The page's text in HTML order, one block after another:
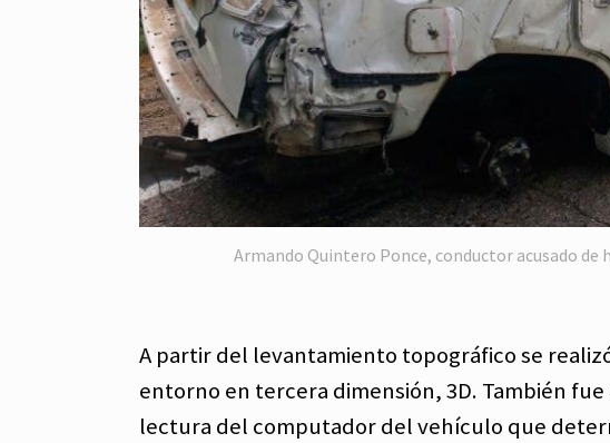
Armando Quintero Ponce, conductor acusado de
A partir del levantamiento topográfico se
entorno en tercera dimensión, 3D. También
lectura del computador del vehículo que